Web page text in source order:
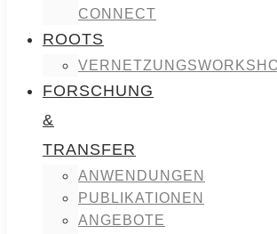
CONNECT
ROOTS
FORSCHUNG
&
TRANSFER
ANWENDUNGEN
PUBLIKATIONEN
ANGEBOTE